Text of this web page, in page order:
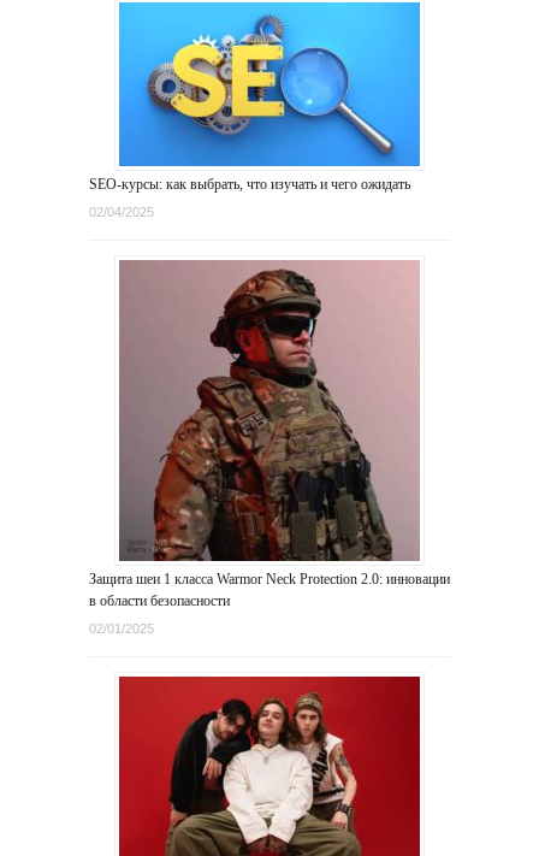
SEO-курсы: как выбрать, что изучать и чего ожидать
02/04/2025
Защита шеи 1 класса Warmor Neck Protection 2.0: инновации
в области безопасности
02/01/2025